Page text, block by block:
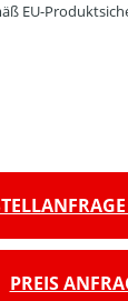
EU-
PREIS